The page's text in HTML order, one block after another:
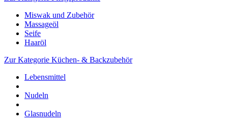
Miswak und Zubehör
Massageöl
Seife
Haaröl
Zur Kategorie Küchen- & Backzubehör
Lebensmittel
Nudeln
Glasnudeln